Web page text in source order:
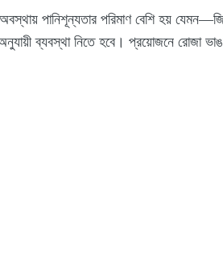
পানিশূন্যতার পরিমাণ বেশি হয়
ব্যবস্থা নিতে হবে। প্রয়োজনে রোজা